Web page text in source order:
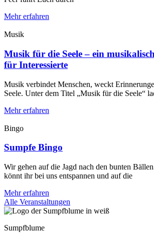
Mehr erfahren
Musik
Musik für die Seele – ein
für Interessierte
Musik verbindet Menschen, weckt
Seele. Unter dem Titel „Musik für die Seele“
Mehr erfahren
Bingo
Sumpfe Bingo
Wir gehen auf die Jagd nach den bunten
könnt ihr bei uns entspannen und auf die
Mehr erfahren
Alle Veranstaltungen
Sumpfblume